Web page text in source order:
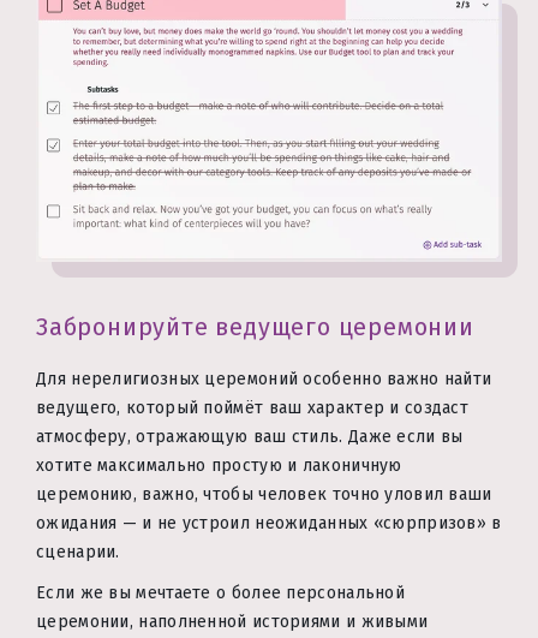
Забронируйте ведущего церемонии
Для нерелигиозных церемоний особенно важно найти
ведущего, который поймёт ваш характер и создаст
атмосферу, отражающую ваш стиль. Даже если вы
хотите максимально простую и лаконичную
церемонию, важно, чтобы человек точно уловил ваши
ожидания — и не устроил неожиданных «сюрпризов» в
сценарии.
Если же вы мечтаете о более персональной
церемонии, наполненной историями и живыми